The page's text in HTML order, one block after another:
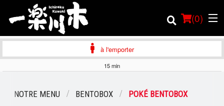
(0)
à l'emporter
15 min
NOTRE MENU BENTOBOX POKÉ BENTOBOX